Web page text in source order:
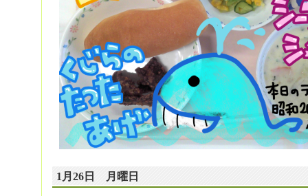
1月26日 月曜日